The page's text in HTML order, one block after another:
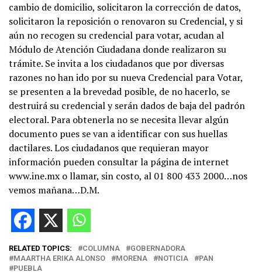
cambio de domicilio, solicitaron la corrección de datos,
solicitaron la reposición o renovaron su Credencial, y si
aún no recogen su credencial para votar, acudan al
Módulo de Atención Ciudadana donde realizaron su
trámite. Se invita a los ciudadanos que por diversas
razones no han ido por su nueva Credencial para Votar,
se presenten a la brevedad posible, de no hacerlo, se
destruirá su credencial y serán dados de baja del padrón
electoral. Para obtenerla no se necesita llevar algún
documento pues se van a identificar con sus huellas
dactilares. Los ciudadanos que requieran mayor
información pueden consultar la página de internet
www.ine.mx o llamar, sin costo, al 01 800 433 2000…nos
vemos mañana…D.M.
RELATED TOPICS: COLUMNA
GOBERNADORA
MAARTHA ERIKA ALONSO
MORENA NOTICIA
PAN
PUEBLA